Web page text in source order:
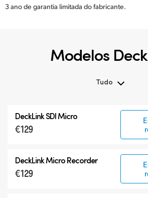
3 ano de garantia limitada do fabricante.
Modelos
Tudo
DeckLink 6G-SDI
Modelos Especializados
DeckLink SDI Micro
€129
DeckLink Micro Recorder
€129